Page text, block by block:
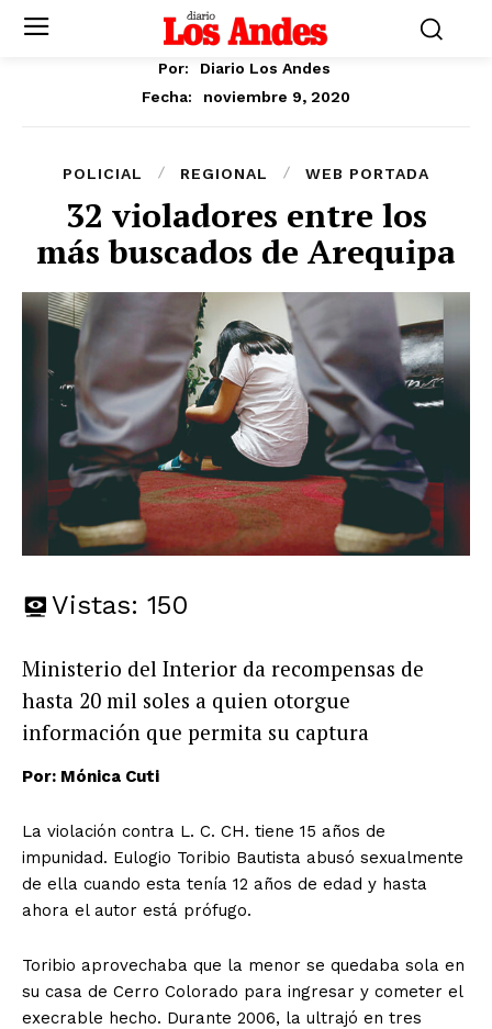
Por:
Diario Los Andes
Fecha:
noviembre 9, 2020
POLICIAL REGIONAL WEB PORTADA
32 violadores entre los
más buscados de Arequipa
Vistas: 150
Ministerio del Interior da recompensas de
hasta 20 mil soles a quien otorgue
información que permita su captura
Por: Mónica Cuti
La violación contra L. C. CH. tiene 15 años de
impunidad. Eulogio Toribio Bautista abusó sexualmente
de ella cuando esta tenía 12 años de edad y hasta
ahora el autor está prófugo.
Toribio aprovechaba que la menor se quedaba sola en
su casa de Cerro Colorado para ingresar y cometer el
execrable hecho. Durante 2006, la ultrajó en tres